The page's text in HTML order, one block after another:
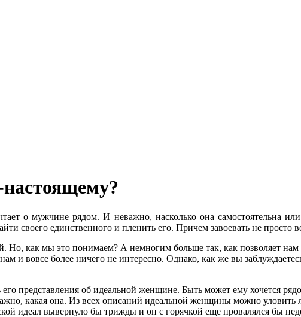
о мужчине рядом. И неважно, насколько она самостоятельна
своего единственного и пленить его. Причем завоевать не просто
Но, как мы это понимаем? А немногим больше так, как позволяет
и вовсе более ничего не интересно. Однако, как же вы
его представления об идеальной женщине. Быть может ему хочется
какая она. Из всех описаний идеальной женщины можно
идеал вывернуло бы трижды и он с горячкой еще провалялся бы